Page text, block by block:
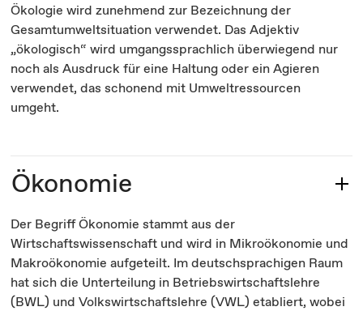
Ökologie wird zunehmend zur Bezeichnung der
Gesamtumweltsituation verwendet. Das Adjektiv
„ökologisch“ wird umgangssprachlich überwiegend nur
noch als Ausdruck für eine Haltung oder ein Agieren
verwendet, das schonend mit Umweltressourcen
umgeht.
Ökonomie
Der Begriff Ökonomie stammt aus der
Wirtschaftswissenschaft und wird in Mikroökonomie und
Makroökonomie aufgeteilt. Im deutschsprachigen Raum
hat sich die Unterteilung in Betriebswirtschaftslehre
(BWL) und Volkswirtschaftslehre (VWL) etabliert, wobei